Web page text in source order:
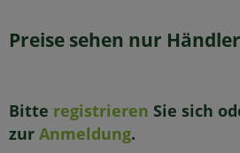
Preise sehen nur
Bitte registrieren Sie sich
zur Anmeldung.